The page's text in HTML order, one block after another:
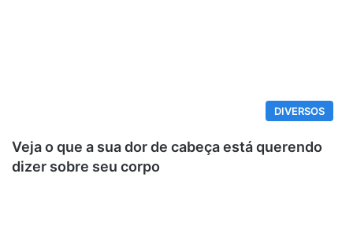
DIVERSOS
Veja o que a sua dor de cabeça está querendo
dizer sobre seu corpo